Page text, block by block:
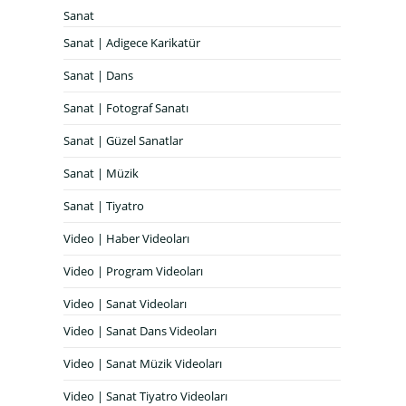
Sanat
Sanat | Adigece Karikatür
Sanat | Dans
Sanat | Fotograf Sanatı
Sanat | Güzel Sanatlar
Sanat | Müzik
Sanat | Tiyatro
Video | Haber Videoları
Video | Program Videoları
Video | Sanat Videoları
Video | Sanat Dans Videoları
Video | Sanat Müzik Videoları
Video | Sanat Tiyatro Videoları